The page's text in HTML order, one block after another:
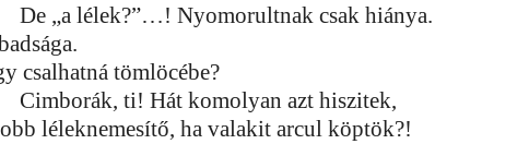
De „a lélek?”…! Nyomorultnak csak hiánya.
csalhatná tömlöcébe?
Cimborák, ti! Hát komolyan azt hiszitek,
léleknemesítő, ha valakit arcul köptök?!